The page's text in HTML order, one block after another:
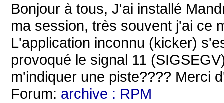
Bonjour à tous, J'ai installé
ma session, très souvent j'ai ce
L'application inconnu (kicker)
provoqué le signal 11
m'indiquer une piste???? Merci
Forum: archive : RPM